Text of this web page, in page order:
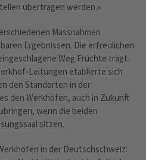
übertragen werden.»
Massnahmen
Ergebnissen. Die erfreulichen
Weg Früchte trägt.
Leitungen etablierte sich
den Standorten in der
den Werkhöfen, auch in Zukunft
wenn die beiden
sitzen.
in der Deutschschweiz: